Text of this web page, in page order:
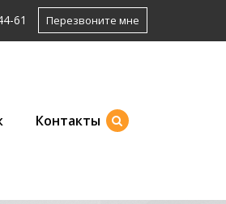
61 Перезвоните мне
Контакты